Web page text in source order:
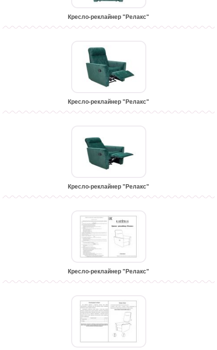
Кресло-реклайнер "Релакс"
Кресло-реклайнер "Релакс"
Кресло-реклайнер "Релакс"
Кресло-реклайнер "Релакс"